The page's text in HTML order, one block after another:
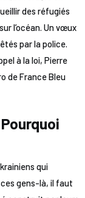
des réfugiés
l’océan. Un vœux
par la police.
à la loi, Pierre
de France Bleu
qui
gens-là, il faut